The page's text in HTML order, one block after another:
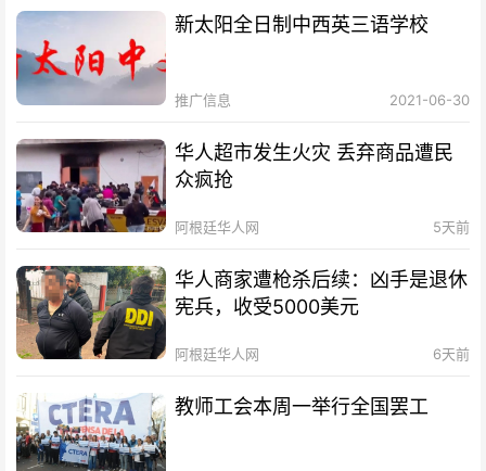
新太阳全日制中西英三语学校
推广信息 2021-06-30
华人超市发生火灾 丢弃商品遭民
众疯抢
阿根廷华人网 5天前
华人商家遭枪杀后续：凶手是退休
宪兵，收受5000美元
阿根廷华人网 6天前
教师工会本周一举行全国罢工